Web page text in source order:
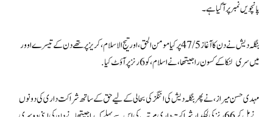
پانچویں نمبر پر آگیا ہے۔
بنگلہ دیش نے دن کا آغاز 47/5 پر کیا مومن الحق، اور تیج الاسلام، کریز پر تھے دن کے تیسرے اوور
میں سری لنکا کے کسون راجیتھا، نے اسلام، کو 6 رنز پر آؤٹ کیا.
مہدی حسن میراز ،نے پھر بنگلہ دیش کی اننگز کی بحالی کے لیے حق کے ساتھ شراکت داری کی دونوں